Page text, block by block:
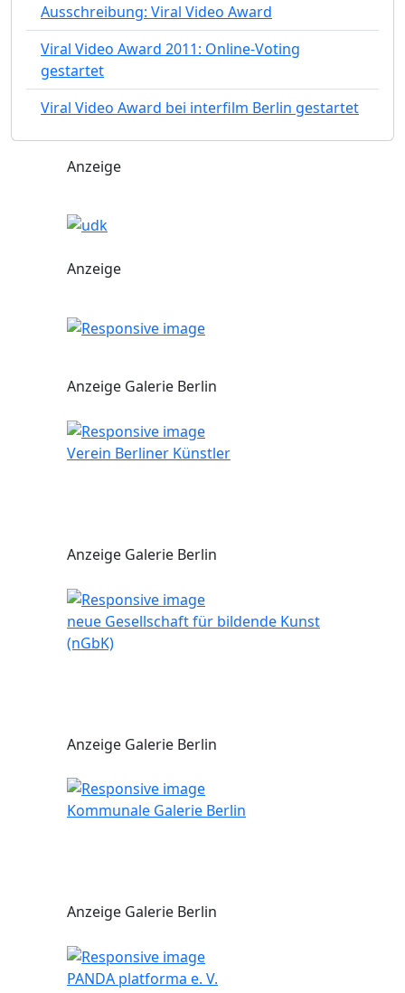
Ausschreibung: Viral Video Award
Viral Video Award 2011: Online-Voting
gestartet
Viral Video Award bei interfilm Berlin gestartet
Anzeige
Anzeige
Anzeige Galerie Berlin
Verein Berliner Künstler
Anzeige Galerie Berlin
neue Gesellschaft für bildende Kunst
(nGbK)
Anzeige Galerie Berlin
Kommunale Galerie Berlin
Anzeige Galerie Berlin
PANDA platforma e. V.